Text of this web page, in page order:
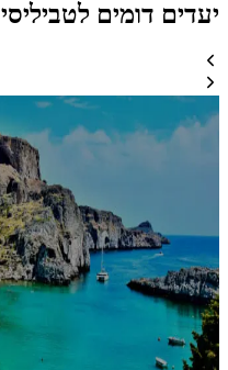
יעדים דומים לטביליסי